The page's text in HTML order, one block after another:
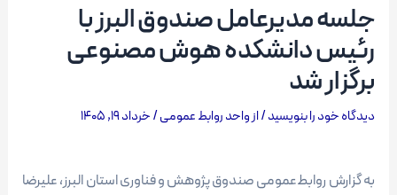
جلسه مدیرعامل صندوق البرز با
رئیس دانشکده هوش مصنوعی
برگزار شد
دیدگاه‌ خود را بنویسید/ ازواحد روابط عمومی/خرداد 19, 1405
به گزارش روابط‌عمومی صندوق پژوهش و فناوری استان البرز، علیرضا